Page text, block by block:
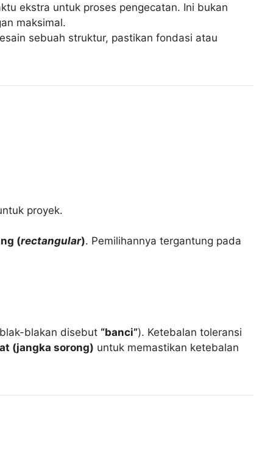
ekstra untuk proses pengecatan. Ini bukan
maksimal.
sebuah struktur, pastikan fondasi atau
proyek.
(rectangular). Pemilihannya tergantung pada
blakan disebut “banci”). Ketebalan toleransi
(jangka sorong) untuk memastikan ketebalan